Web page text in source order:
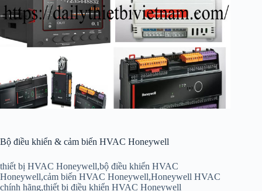
Bộ điều khiển & cảm biến HVAC Honeywell
thiết bị HVAC Honeywell,bộ điều khiển HVAC
Honeywell,cảm biến HVAC Honeywell,Honeywell HVAC
chính hãng,thiết bị điều khiển HVAC Honeywell